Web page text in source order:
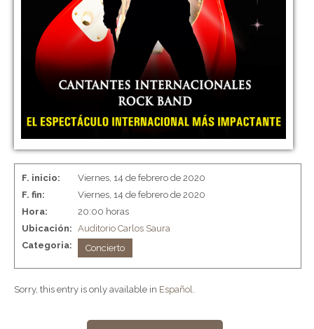
F. inicio:
Viernes, 14 de febrero de 2020
F. fin:
Viernes, 14 de febrero de 2020
Hora:
20:00 horas
Ubicación: Auditorio Carlos Saura
Categoria:
Concierto
Sorry, this entry is only available in Español